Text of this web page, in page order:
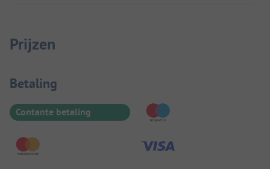
Prijzen
Betaalinformatie
Betaling
Contante betaling